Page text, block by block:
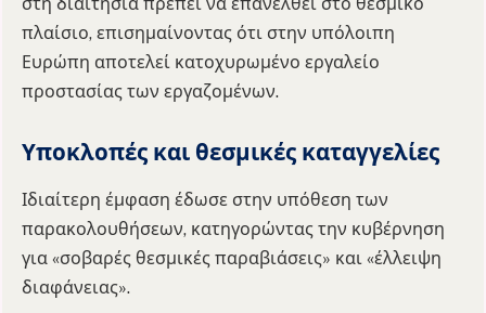
πλαίσιο, επισημαίνοντας ότι στην υπόλοιπη
Ευρώπη αποτελεί κατοχυρωμένο εργαλείο
προστασίας των εργαζομένων.
Υποκλοπές και θεσμικές καταγγελίες
Ιδιαίτερη έμφαση έδωσε στην υπόθεση των
παρακολουθήσεων, κατηγορώντας την κυβέρνηση
για «σοβαρές θεσμικές παραβιάσεις» και «έλλειψη
διαφάνειας».